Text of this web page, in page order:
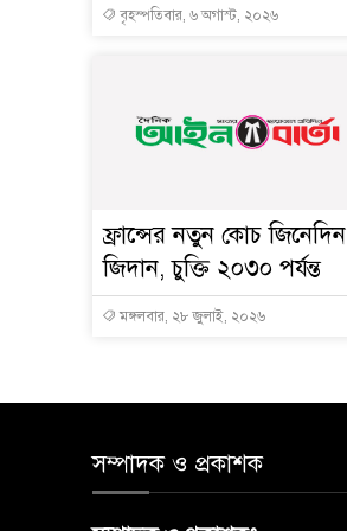
বৃহস্পতিবার, ৬ অগাস্ট, ২০২৬
ফ্রান্সের নতুন কোচ জিনেদিন
জিদান, চুক্তি ২০৩০ পর্যন্ত
মঙ্গলবার, ২৮ জুলাই, ২০২৬
সম্পাদক ও প্রকাশক